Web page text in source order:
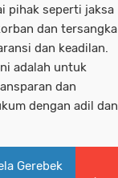
pihak seperti jaksa
dan tersangka
dan keadilan.
adalah untuk
dan
dengan adil dan
Gerebek